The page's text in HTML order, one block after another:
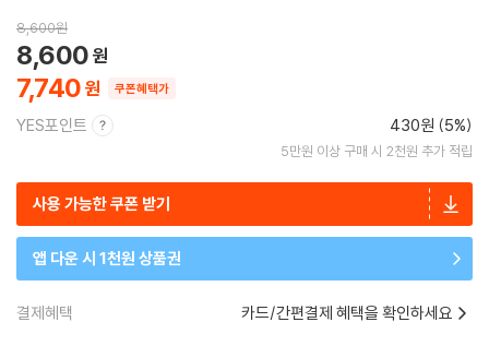
8,600원
7,740
8,600
쿠폰혜택가
YES포인트 430원 (5%)
5만원 이상 구매 시 2천원 추가 적립
사용 가능한 쿠폰 받기
앱 다운 시 1천원 상품권
결제혜택 카드/간편결제 혜택을 확인하세요